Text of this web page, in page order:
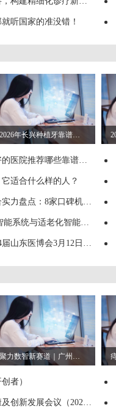
听国家的准没错！
2026年长兴种植牙靠谱商家测评排名
推荐哪些靠谱测评排名
适合什么样的人？
：8家口碑机构深度评测
床：数字睡眠重新定义疾病预警
医博会3月12日济南开幕
聚力数智新赛道｜广州悟昇荣膺中国医药物资协会工业电商分会副会长单位，引
者）
展会议（2025）圆满召开